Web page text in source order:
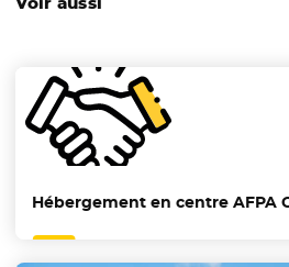
Hébergement en centre AFPA